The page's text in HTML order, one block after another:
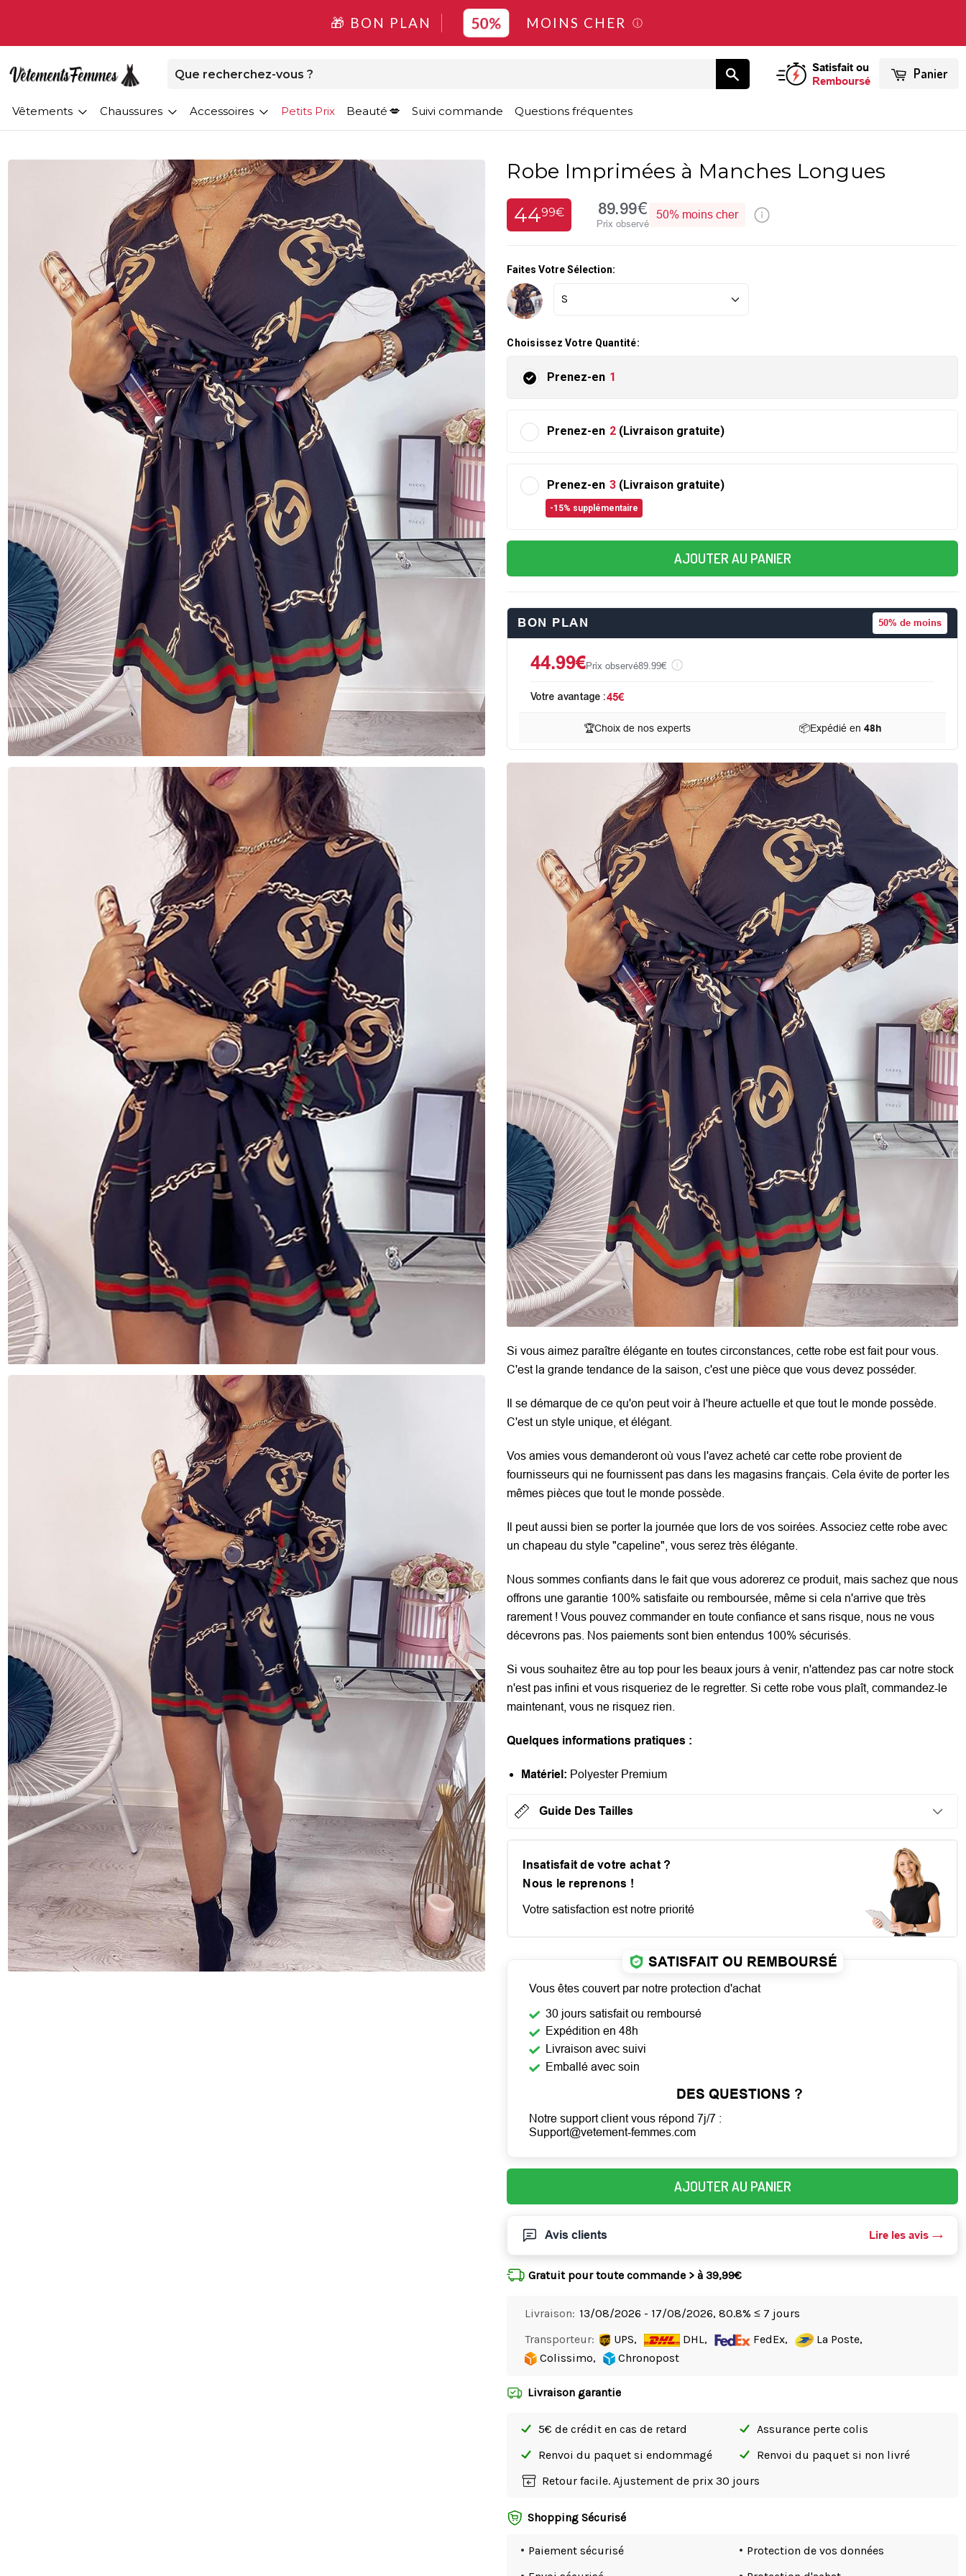
🎁 BON PLAN 50% MOINS CHER ⓘ
Satisfait ou
Remboursé
Panier
Vêtements Chaussures Accessoires Petits Prix Beauté Suivi commande Questions fréquentes
Robe Imprimées à Manches Longues
4499€ 89.99€
Prix observé
50% moins cher
Faites Votre Sélection:
Choisissez Votre Quantité:
Prenez-en 1
Prenez-en 2 (Livraison gratuite)
Prenez-en 3 (Livraison gratuite)
-15% supplémentaire
AJOUTER AU PANIER
BON PLAN 50% de moins
44.99€Prix observé89.99€
Votre avantage :45€
🏆Choix de nos experts 📦Expédié en 48h
Si vous aimez paraître élégante en toutes circonstances, cette robe est fait pour vous.
C'est la grande tendance de la saison, c'est une pièce que vous devez posséder.
Il se démarque de ce qu'on peut voir à l'heure actuelle et que tout le monde possède.
C'est un style unique, et élégant.
Vos amies vous demanderont où vous l'avez acheté car cette robe provient de
fournisseurs qui ne fournissent pas dans les magasins français. Cela évite de porter les
mêmes pièces que tout le monde possède.
Il peut aussi bien se porter la journée que lors de vos soirées. Associez cette robe avec
un chapeau du style "capeline", vous serez très élégante.
Nous sommes confiants dans le fait que vous adorerez ce produit, mais sachez que nous
offrons une garantie 100% satisfaite ou remboursée, même si cela n'arrive que très
rarement ! Vous pouvez commander en toute confiance et sans risque, nous ne vous
décevrons pas. Nos paiements sont bien entendus 100% sécurisés.
Si vous souhaitez être au top pour les beaux jours à venir, n'attendez pas car notre stock
n'est pas infini et vous risqueriez de le regretter. Si cette robe vous plaît, commandez-le
maintenant, vous ne risquez rien.
Quelques informations pratiques :
Matériel: Polyester Premium
Guide Des Tailles
Insatisfait de votre achat ?
Nous le reprenons !
Votre satisfaction est notre priorité
SATISFAIT OU REMBOURSÉ
Vous êtes couvert par notre protection d'achat
30 jours satisfait ou remboursé
Expédition en 48h
Livraison avec suivi
Emballé avec soin
DES QUESTIONS ?
Notre support client vous répond 7j/7 :
Support@vetement-femmes.com
AJOUTER AU PANIER
Avis clients Lire les avis
Gratuit pour toute commande > à 39,99€
Livraison: 13/08/2026 - 17/08/2026,80.8% ≤ 7 jours
Transporteur:
UPS, DHL, FedEx,
La Poste,
Colissimo,
Chronopost
Livraison garantie
5€ de crédit en cas de retard
Assurance perte colis
Renvoi du paquet si endommagé
Renvoi du paquet si non livré
Retour facile. Ajustement de prix 30 jours
Shopping Sécurisé
Paiement sécurisé
Protection de vos données